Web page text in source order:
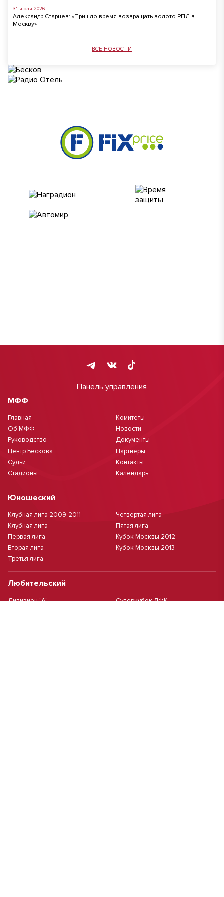
31 июля 2026
Александр Старцев: «Пришло время возвращать золото РПЛ в
Москву»
ВСЕ НОВОСТИ
Панель управления
МФФ
Главная
Об МФФ
Руководство
Центр Бескова
Судьи
Стадионы
Комитеты
Новости
Документы
Партнеры
Контакты
Календарь
Юношеский
Клубная лига 2009-2011
Клубная лига
Первая лига
Вторая лига
Третья лига
Четвертая лига
Пятая лига
Кубок Москвы 2012
Кубок Москвы 2013
Любительский
Дивизион "А"
Суперкубок ЛФК